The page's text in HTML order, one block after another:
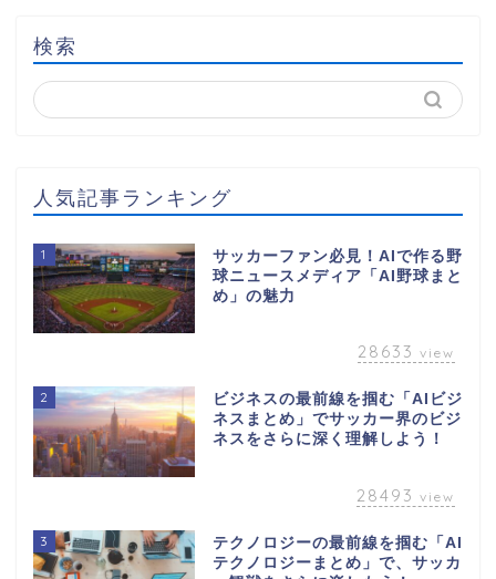
検索
人気記事ランキング
1
サッカーファン必見！AIで作る野
球ニュースメディア「AI野球まと
め」の魅力
28633 view
2
ビジネスの最前線を掴む「AIビジ
ネスまとめ」でサッカー界のビジ
ネスをさらに深く理解しよう！
28493 view
3
テクノロジーの最前線を掴む「AI
テクノロジーまとめ」で、サッカ